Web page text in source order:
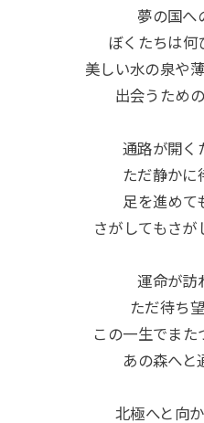
夢の国へ
ぼくたちは何
美しい水の泉や
出会うため
通路が開く
ただ静かに
足を進めて
さがしてもさが
運命が訪
ただ待ち
この一生でまた
あの森へと
北極へと向